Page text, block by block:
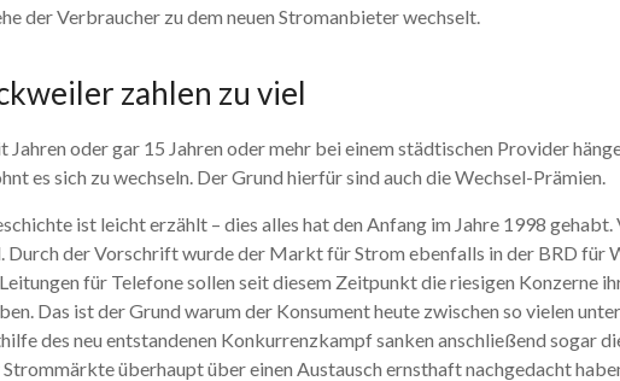
der Verbraucher zu dem neuen Stromanbieter wechselt.
zahlen zu viel
oder gar 15 Jahren oder mehr bei einem städtischen Provider
es sich zu wechseln. Der Grund hierfür sind auch die Wechsel-Prämien.
ist leicht erzählt – dies alles hat den Anfang im Jahre 1998
der Vorschrift wurde der Markt für Strom ebenfalls in der BRD für
für Telefone sollen seit diesem Zeitpunkt die riesigen Konzerne
Das ist der Grund warum der Konsument heute zwischen so vielen
des neu entstandenen Konkurrenzkampf sanken anschließend sogar
überhaupt über einen Austausch ernsthaft nachgedacht